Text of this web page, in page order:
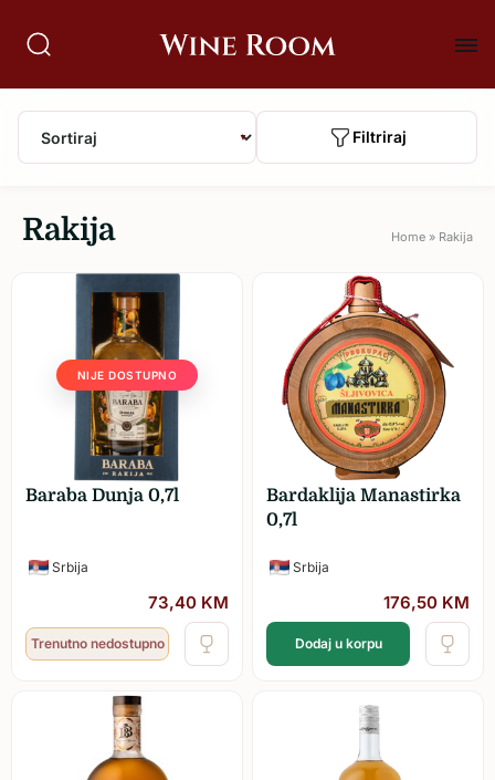
▼ Filtriraj
Rakija Home » Rakija
NIJE DOSTUPNO
Baraba Dunja 0,7l
Srbija
73,40 KM
Trenutno nedostupno
Bardaklija Manastirka
0,7l
Srbija
176,50 KM
Dodaj u korpu